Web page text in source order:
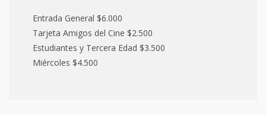
Entrada General $6.000
Tarjeta Amigos del Cine $2.500
Estudiantes y Tercera Edad $3.500
Miércoles $4.500